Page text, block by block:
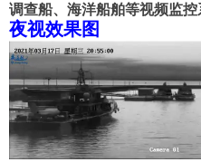
调查船、海洋船舶等视频监控
夜视效果图